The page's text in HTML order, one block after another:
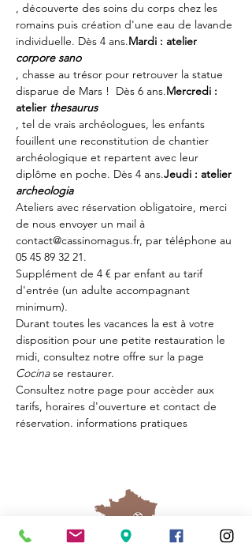
, découverte des soins du corps chez les
romains puis création d'une eau de lavande
individuelle. Dès 4 ans.Mardi : atelier
corpore sano
, chasse au trésor pour retrouver la statue
disparue de Mars !  Dès 6 ans.Mercredi :
atelier thesaurus
, tel de vrais archéologues, les enfants
fouillent une reconstitution de chantier
archéologique et repartent avec leur
diplôme en poche. Dès 4 ans.Jeudi : atelier
archeologia
Ateliers avec réservation obligatoire, merci
de nous envoyer un mail à
contact@cassinomagus.fr, par téléphone au
05 45 89 32 21.
Supplément de 4 € par enfant au tarif
d'entrée (un adulte accompagnant
minimum).
Durant toutes les vacances la est à votre
disposition pour une petite restauration le
midi, consultez notre offre sur la page
Cocina se restaurer.
Consultez notre page pour accèder aux
tarifs, horaires d'ouverture et contact de
réservation. informations pratiques